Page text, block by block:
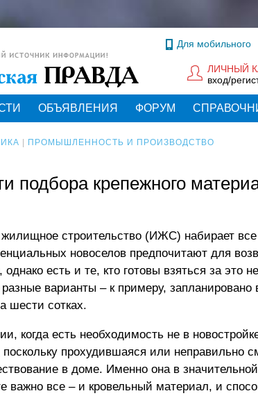
Для мобильного
ЛИЧНЫЙ
вход/
ОБЪЯВЛЕНИЯ ФОРУМ
ПРОМЫШЛЕННОСТЬ И ПРОИЗВОДСТВО
подбора крепежного
строительство (ИЖС) набирает
новоселов предпочитают для
есть и те, кто готовы взяться за
варианты – к примеру, запланировано
шести сотках.
когда есть необходимость не в
прохудившаяся или неправильно
в доме. Именно она в
важно все – и кровельный материал, и